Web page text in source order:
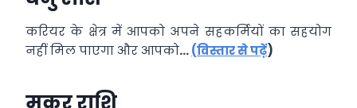
करियर के क्षेत्र में आपको अपने सहकर्मियों का सहयोग
नहीं मिल पाएगा और आपको…(विस्तार से पढ़ें)